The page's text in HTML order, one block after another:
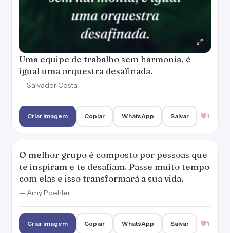
Uma equipe de trabalho sem harmonia, é
igual uma orquestra desafinada.
— Salvador Costa
Criar imagem Copiar WhatsApp Salvar 1
O melhor grupo é composto por pessoas que
te inspiram e te desafiam. Passe muito tempo
com elas e isso transformará a sua vida.
— Amy Poehler
Criar imagem Copiar WhatsApp Salvar 1